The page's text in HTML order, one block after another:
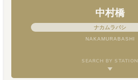
中村橋
ナカムラバシ
NAKAMURABASHI
SEARCH BY STATION